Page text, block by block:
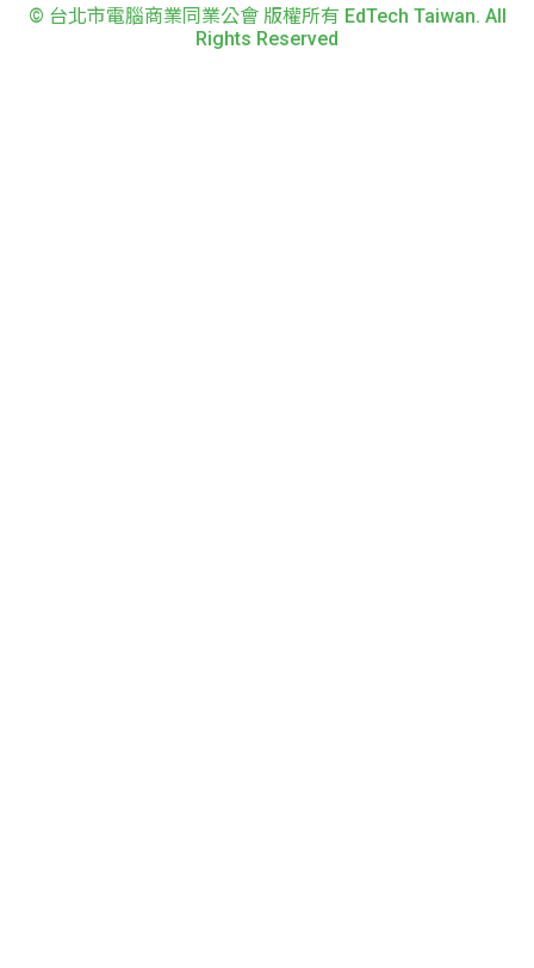
© 台北市電腦商業同業公會 版權所有 EdTech Taiwan. All
Rights Reserved